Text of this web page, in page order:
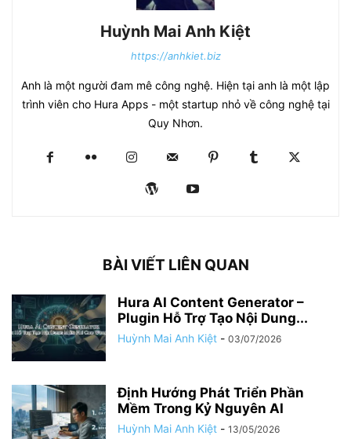
Huỳnh Mai Anh Kiệt
https://anhkiet.biz
Anh là một người đam mê công nghệ. Hiện tại anh là một lập
trình viên cho Hura Apps - một startup nhỏ về công nghệ tại
Quy Nhơn.
BÀI VIẾT LIÊN QUAN
Hura AI Content Generator –
Plugin Hỗ Trợ Tạo Nội Dung...
Huỳnh Mai Anh Kiệt - 03/07/2026
Định Hướng Phát Triển Phần
Mềm Trong Kỷ Nguyên AI
Huỳnh Mai Anh Kiệt - 13/05/2026